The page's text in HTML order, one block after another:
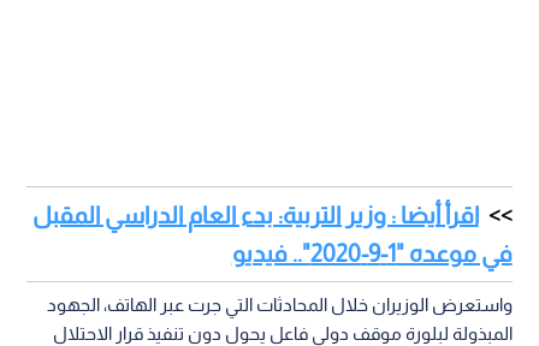
اقرأ أيضا : وزير التربية: بدء العام الدراسي المقبل
في موعده "1-9-2020".. فيديو
واستعرض الوزيران خلال المحادثات التي جرت عبر الهاتف، الجهود
المبذولة لبلورة موقف دولي فاعل يحول دون تنفيذ قرار الاحتلال